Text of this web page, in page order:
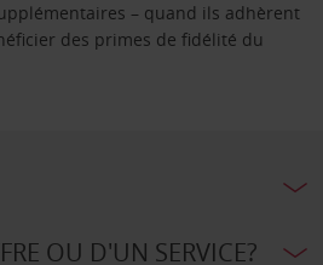
– quand ils adhèrent
des primes de fidélité du
OU D'UN SERVICE?